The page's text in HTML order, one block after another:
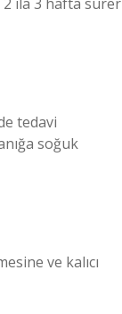
tedavi
soğuk
ve kalıcı